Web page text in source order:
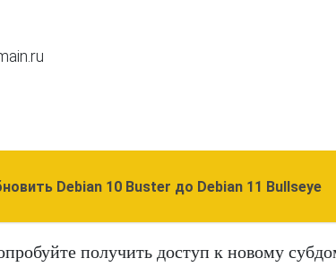
Debian 10 Buster до Debian 11 Bullseye
получить доступ к новому